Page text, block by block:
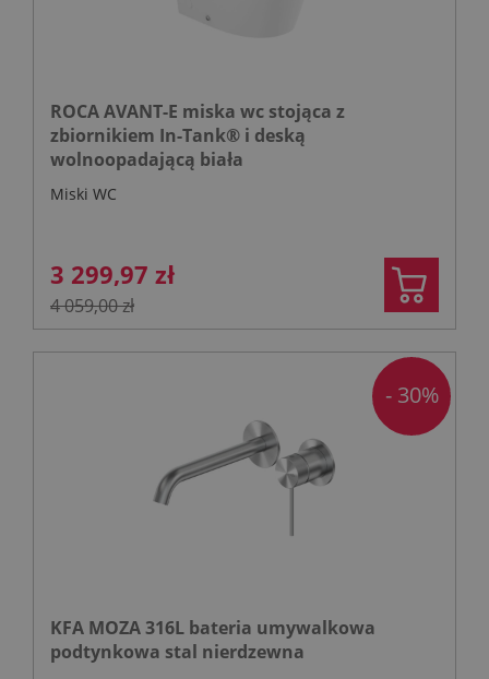
ROCA AVANT-E miska wc stojąca z
zbiornikiem In-Tank® i deską
wolnoopadającą biała
Miski WC
3 299,97 zł
4 059,00 zł
KFA MOZA 316L bateria umywalkowa
podtynkowa stal nierdzewna
- 30%